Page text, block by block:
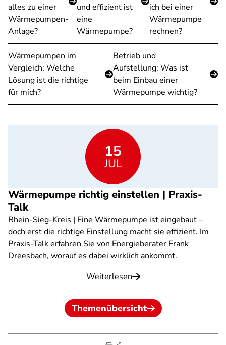
alles zu einer
Wärmepumpen-
Anlage?
und effizient ist
eine
Wärmepumpe?
ich bei einer
Wärmepumpe
rechnen?
Wärmepumpen im
Vergleich: Welche
Lösung ist die richtige
für mich?
Betrieb und
Aufstellung: Was ist
beim Einbau einer
Wärmepumpe wichtig?
Wärmepumpe richtig einstellen | Praxis-
Talk
Rhein-Sieg-Kreis | Eine Wärmepumpe ist eingebaut –
doch erst die richtige Einstellung macht sie effizient. Im
Praxis-Talk erfahren Sie von Energieberater Frank
Dreesbach, worauf es dabei wirklich ankommt.
Weiterlesen
15
JUL
Themenübersicht